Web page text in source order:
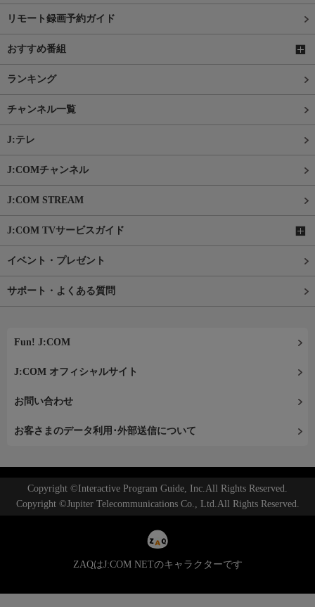
リモート録画予約ガイド
おすすめ番組
ランキング
チャンネル一覧
J:テレ
J:COMチャンネル
J:COM STREAM
J:COM TVサービスガイド
イベント・プレゼント
サポート・よくある質問
Fun! J:COM
J:COM オフィシャルサイト
お問い合わせ
お客さまのデータ利用･外部送信について
Copyright ©Interactive Program Guide, Inc.All Rights Reserved.
Copyright ©Jupiter Telecommunications Co., Ltd.All Rights Reserved.
ZAQはJ:COM NETのキャラクターです